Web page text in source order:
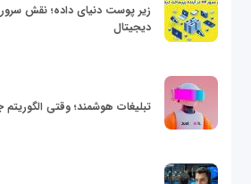
دیجیتال
تبلیغات هوشمند؛ وقتی